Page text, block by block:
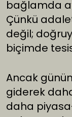
bağlamda
Çünkü
değil;
biçimde
Ancak
giderek
daha